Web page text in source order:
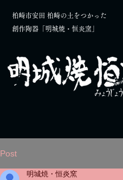
柏崎市安田 柏崎の土をつかった
創作陶器「明城焼・恒炎窯」
Post
明城焼・恒炎窯